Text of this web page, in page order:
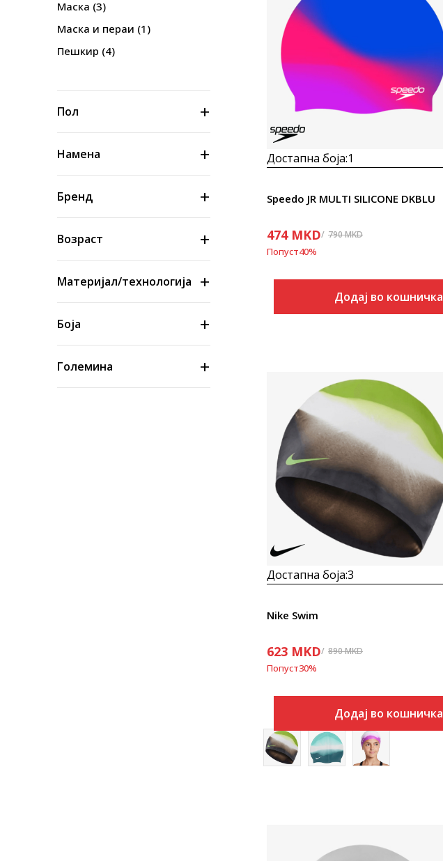
Маска (3)
Маска и пераи (1)
Пешкир (4)
Пол
Намена
Бренд
Возраст
Материјал/технологија
Боја
Големина
Uporedi
Достапна боја:1
Speedo JR MULTI SILICONE DKBLU
474 MKD 790MKD
Попуст40%
Додај во кошничка
Uporedi
Достапна боја:3
Nike Swim
623 MKD 890MKD
Попуст30%
Додај во кошничка